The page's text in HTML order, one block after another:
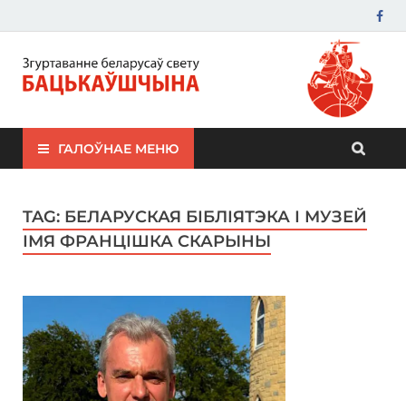
ЗБС "Бацькаўшчына"
ГАЛОЎНАЕ МЕНЮ
TAG: БЕЛАРУСКАЯ БІБЛІЯТЭКА І МУЗЕЙ
ІМЯ ФРАНЦІШКА СКАРЫНЫ